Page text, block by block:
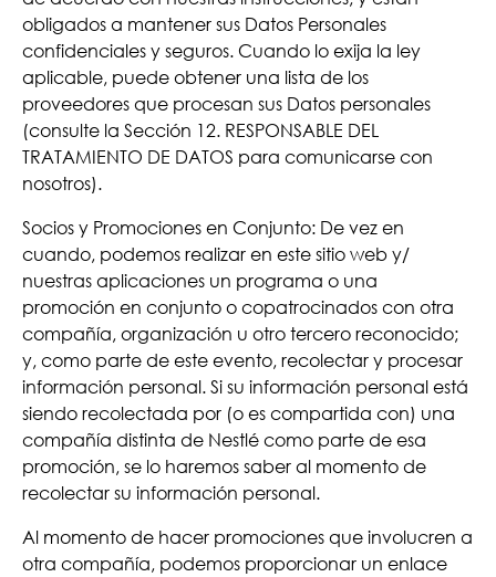
obligados a mantener sus Datos Personales
confidenciales y seguros. Cuando lo exija la ley
aplicable, puede obtener una lista de los
proveedores que procesan sus Datos personales
(consulte la Sección 12. RESPONSABLE DEL
TRATAMIENTO DE DATOS para comunicarse con
nosotros).
Socios y Promociones en Conjunto: De vez en
cuando, podemos realizar en este sitio web y/
nuestras aplicaciones un programa o una
promoción en conjunto o copatrocinados con otra
compañía, organización u otro tercero reconocido;
y, como parte de este evento, recolectar y procesar
información personal. Si su información personal está
siendo recolectada por (o es compartida con) una
compañía distinta de Nestlé como parte de esa
promoción, se lo haremos saber al momento de
recolectar su información personal.
Al momento de hacer promociones que involucren a
otra compañía, podemos proporcionar un enlace